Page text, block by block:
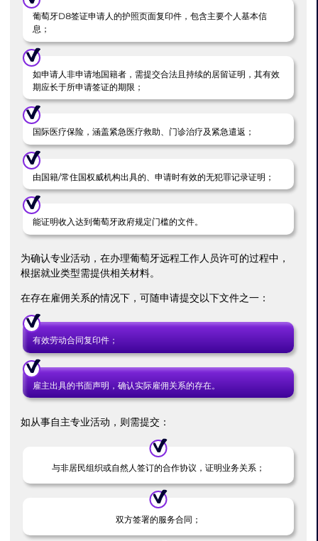
葡萄牙D8签证申请人的护照页面复印件，包含主要个人基本信
息；
如申请人非申请地国籍者，需提交合法且持续的居留证明，其有效
期应长于所申请签证的期限；
国际医疗保险，涵盖紧急医疗救助、门诊治疗及紧急遣返；
由国籍/常住国权威机构出具的、申请时有效的无犯罪记录证明；
能证明收入达到葡萄牙政府规定门槛的文件。
为确认专业活动，在办理葡萄牙远程工作人员许可的过程中，
根据就业类型需提供相关材料。
在存在雇佣关系的情况下，可随申请提交以下文件之一：
有效劳动合同复印件；
雇主出具的书面声明，确认实际雇佣关系的存在。
如从事自主专业活动，则需提交：
与非居民组织或自然人签订的合作协议，证明业务关系；
双方签署的服务合同；